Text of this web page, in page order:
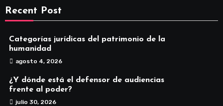
Recent Post
Categorías jurídicas del patrimonio de la
humanidad
agosto 4, 2026
¿Y dónde está el defensor de audiencias
frente al poder?
julio 30, 2026